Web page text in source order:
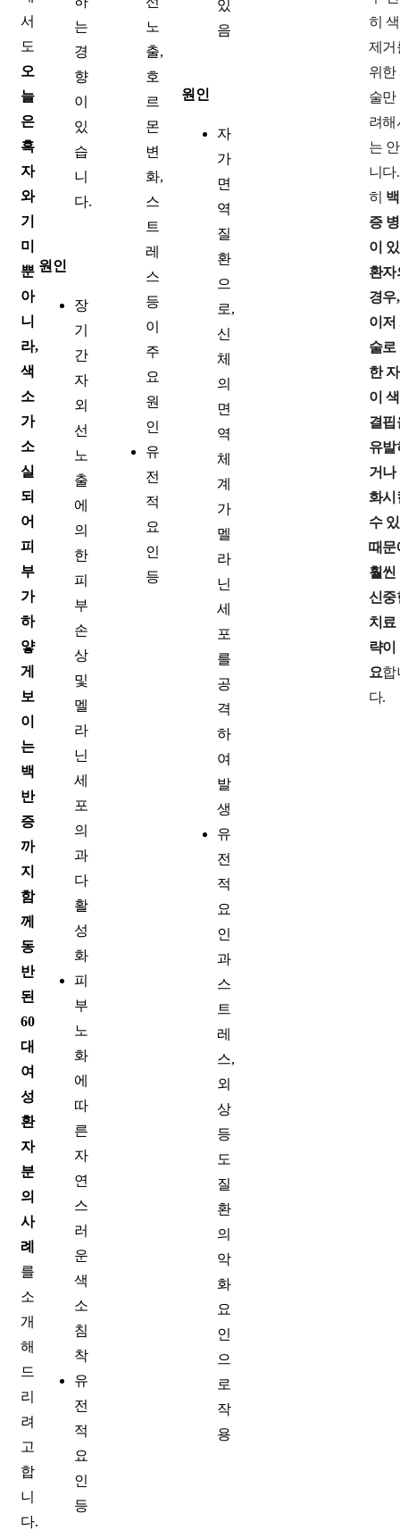
서
도
오
늘
은
흑
자
와
기
미
뿐
아
니
라,
색
소
가
소
실
되
어
피
부
가
하
얗
게
보
이
는
백
반
증
까
지
함
께
동
반
된
60
대
여
성
환
자
분
의
사
례
를
소
개
해
드
리
려
고
합
니
다.
는
경
향
이
있
습
니
다.
원인
장
기
간
자
외
선
노
출
에
의
한
피
부
손
상
및
멜
라
닌
세
포
의
과
다
활
성
화
피
부
노
화
에
따
른
자
연
스
러
운
색
소
침
착
유
전
적
요
인
등
노
출,
호
르
몬
변
화,
스
트
레
스
등
이
주
요
원
인
유
전
적
요
인
등
있
음
원인
자
가
면
역
질
환
으
로,
신
체
의
면
역
체
계
가
멜
라
닌
세
포
를
공
격
하
여
발
생
유
전
적
요
인
과
스
트
레
스,
외
상
등
도
질
환
의
악
화
요
인
으
로
작
용
히
제거
위한
술만
려해
는
니다
히
증
이
환자
경우
이저
술로
한
이
결핍
유발
거나
화시
수
때문
훨씬
신중
치료
략이
요합
다.